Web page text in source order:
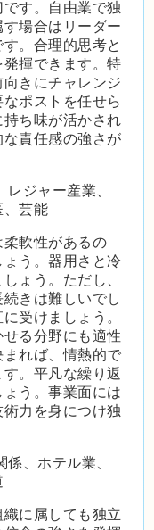
す。自由業で独
場合はリーダー
。合理的思考と
揮できます。特
きにチャレンジ
ポストを任せら
ち味が活かされ
責任感の強さが
ジャー産業、
、芸能
柔軟性があるの
う。器用さと冷
ょう。ただし、
きは難しいでし
受けましょう。
る分野にも適性
れば、情熱的で
。平凡な繰り返
う。事業面には
力を身につけ独
、ホテル業、
に属しても独立